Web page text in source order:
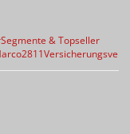
Segmente & Topseller